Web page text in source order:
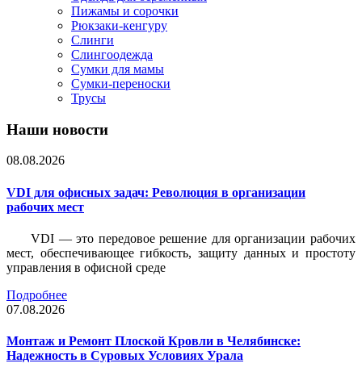
Пижамы и сорочки
Рюкзаки-кенгуру
Слинги
Слингоодежда
Сумки для мамы
Сумки-переноски
Трусы
Наши новости
08.08.2026
VDI для офисных задач: Революция в организации
рабочих мест
VDI — это передовое решение для организации рабочих
мест, обеспечивающее гибкость, защиту данных и простоту
управления в офисной среде
Подробнее
07.08.2026
Монтаж и Ремонт Плоской Кровли в Челябинске:
Надежность в Суровых Условиях Урала